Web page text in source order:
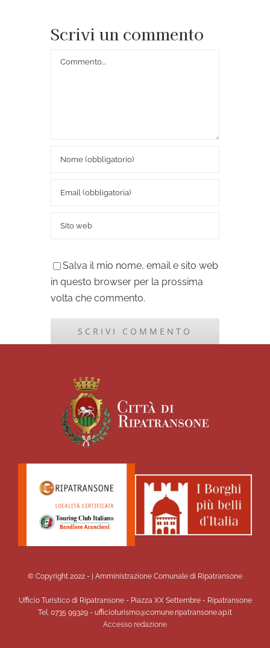
Scrivi un commento
Commento
Salva il mio nome, email e sito web
in questo browser per la prossima
volta che commento.
© Copyright 2022 - | Amministrazione Comunale di Ripatransone
Ufficio Turistico di Ripatransone - Piazza XX Settembre - Ripatransone
Tel. 0735 99329 - ufficioturismo@comune.ripatransone.ap.it
Accesso redazione